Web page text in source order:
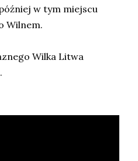
w tym miejscu
Wilnem.
Wilka Litwa